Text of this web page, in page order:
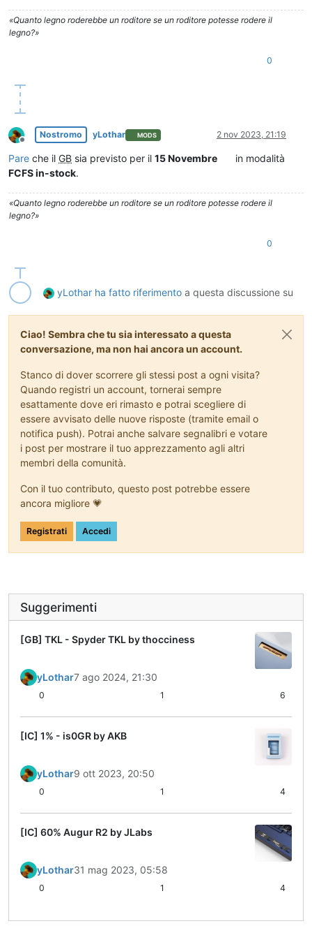
«Quanto legno roderebbe un roditore se un roditore potesse rodere il
legno?»
0
Non in linea
Nostromo yLothar MODS 2 nov 2023, 21:19
Pare che il GB sia previsto per il 15 Novembre
in modalità
FCFS in-stock.
«Quanto legno roderebbe un roditore se un roditore potesse rodere il
legno?»
0
yLothar ha fatto riferimento a questa discussione su
Ciao! Sembra che tu sia interessato a questa
conversazione, ma non hai ancora un account.
Stanco di dover scorrere gli stessi post a ogni visita?
Quando registri un account, tornerai sempre
esattamente dove eri rimasto e potrai scegliere di
essere avvisato delle nuove risposte (tramite email o
notifica push). Potrai anche salvare segnalibri e votare
i post per mostrare il tuo apprezzamento agli altri
membri della comunità.
Con il tuo contributo, questo post potrebbe essere
ancora migliore 💗
Registrati Accedi
Suggerimenti
[GB] TKL - Spyder TKL by thocciness
yLothar7 ago 2024, 21:30
0 1 6
[IC] 1% - is0GR by AKB
yLothar9 ott 2023, 20:50
0 1 4
[IC] 60% Augur R2 by JLabs
yLothar31 mag 2023, 05:58
0 1 4